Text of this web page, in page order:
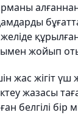
желіде
жойып
жас жігіт үш
жазасы
белгілі бір